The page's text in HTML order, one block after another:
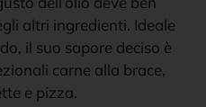
altri ingredienti. Ideale
il suo sapore deciso è
carne alla brace,
e pizza.